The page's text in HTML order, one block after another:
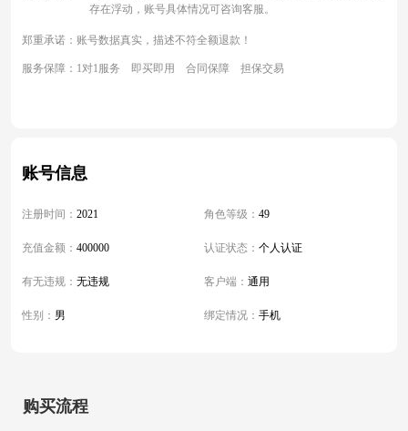
存在浮动，账号具体情况可咨询客服。
郑重承诺：账号数据真实，描述不符全额退款！
服务保障：1对1服务 即买即用 合同保障 担保交易
账号信息
注册时间： 2021 角色等级： 49
充值金额： 400000 认证状态： 个人认证
有无违规： 无违规 客户端： 通用
性别： 男 绑定情况： 手机
购买流程